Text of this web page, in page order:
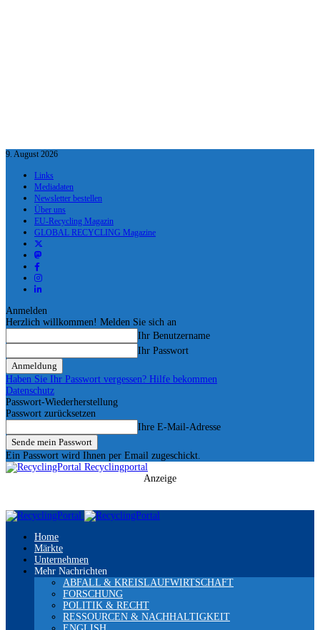
9. August 2026
Links
Mediadaten
Newsletter bestellen
Über uns
EU-Recycling Magazin
GLOBAL RECYCLING Magazine
Anmelden
Herzlich willkommen! Melden Sie sich an
Ihr Benutzername
Ihr Passwort
Haben Sie Ihr Passwort vergessen? Hilfe bekommen
Datenschutz
Passwort-Wiederherstellung
Passwort zurücksetzen
Ihre E-Mail-Adresse
Ein Passwort wird Ihnen per Email zugeschickt.
Recyclingportal
Anzeige
Home
Märkte
Unternehmen
Mehr Nachrichten
ABFALL & KREISLAUFWIRTSCHAFT
FORSCHUNG
POLITIK & RECHT
RESSOURCEN & NACHHALTIGKEIT